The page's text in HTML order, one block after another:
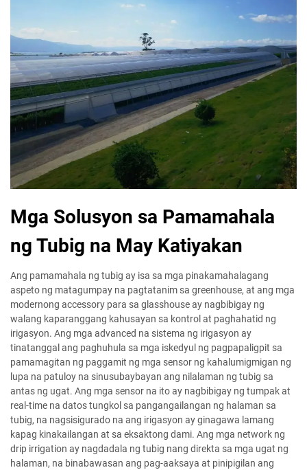
Mga Solusyon sa Pamamahala
ng Tubig na May Katiyakan
Ang pamamahala ng tubig ay isa sa mga pinakamahalagang
aspeto ng matagumpay na pagtatanim sa greenhouse, at ang mga
modernong accessory para sa glasshouse ay nagbibigay ng
walang kaparanggang kahusayan sa kontrol at paghahatid ng
irigasyon. Ang mga advanced na sistema ng irigasyon ay
tinatanggal ang paghuhula sa mga iskedyul ng pagpapaligpit sa
pamamagitan ng paggamit ng mga sensor ng kahalumigmigan ng
lupa na patuloy na sinusubaybayan ang nilalaman ng tubig sa
antas ng ugat. Ang mga sensor na ito ay nagbibigay ng tumpak at
real-time na datos tungkol sa pangangailangan ng halaman sa
tubig, na nagsisigurado na ang irigasyon ay ginagawa lamang
kapag kinakailangan at sa eksaktong dami. Ang mga network ng
drip irrigation ay nagdadala ng tubig nang direkta sa mga ugat ng
halaman, na binabawasan ang pag-aaksaya at pinipigilan ang